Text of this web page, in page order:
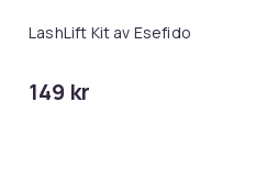
LashLift Kit av Esefido
149 kr